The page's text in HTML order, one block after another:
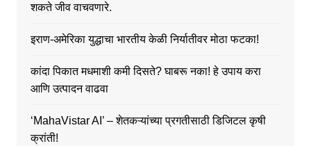
शकते जीव वाचवणारे.
इराण-अमेरिका युद्धाचा भारतीय केळी निर्यातीवर मोठा फटका!
कांदा पिकात मधमाशी कमी दिसते? घाबरू नका! हे उपाय करा
आणि उत्पादन वाढवा
‘MahaVistar AI’ – शेतकऱ्यांच्या प्रगतीसाठी डिजिटल कृषी
क्रांती!